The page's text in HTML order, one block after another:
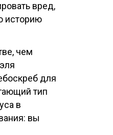
вред,
историю
чем
для
тип
в
вы